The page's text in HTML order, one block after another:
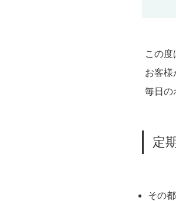
この度
お客様
毎日の
定
その